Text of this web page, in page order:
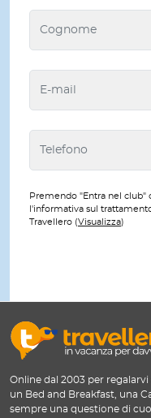
Premendo "Entra nel club"
l'informativa sul
Travellero (Visualizza)
Online dal 2003 per regalarvi
un Bed and Breakfast, una
sempre una questione di